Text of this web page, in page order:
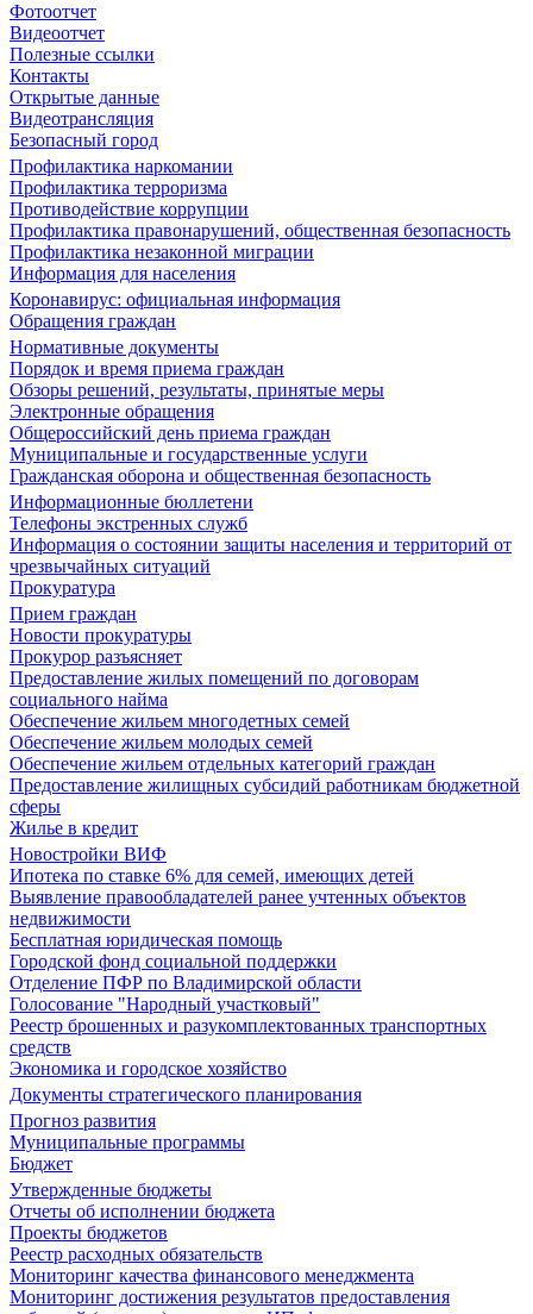
Фотоотчет
Видеоотчет
Полезные ссылки
Контакты
Открытые данные
Видеотрансляция
Безопасный город
Профилактика наркомании
Профилактика терроризма
Противодействие коррупции
Профилактика правонарушений, общественная безопасность
Профилактика незаконной миграции
Информация для населения
Коронавирус: официальная информация
Обращения граждан
Нормативные документы
Порядок и время приема граждан
Обзоры решений, результаты, принятые меры
Электронные обращения
Общероссийский день приема граждан
Муниципальные и государственные услуги
Гражданская оборона и общественная безопасность
Информационные бюллетени
Телефоны экстренных служб
Информация о состоянии защиты населения и территорий от
чрезвычайных ситуаций
Прокуратура
Прием граждан
Новости прокуратуры
Прокурор разъясняет
Предоставление жилых помещений по договорам
социального найма
Обеспечение жильем многодетных семей
Обеспечение жильем молодых семей
Обеспечение жильем отдельных категорий граждан
Предоставление жилищных субсидий работникам бюджетной
сферы
Жилье в кредит
Новостройки ВИФ
Ипотека по ставке 6% для семей, имеющих детей
Выявление правообладателей ранее учтенных объектов
недвижимости
Бесплатная юридическая помощь
Городской фонд социальной поддержки
Отделение ПФР по Владимирской области
Голосование "Народный участковый"
Реестр брошенных и разукомплектованных транспортных
средств
Экономика и городское хозяйство
Документы стратегического планирования
Прогноз развития
Муниципальные программы
Бюджет
Утвержденные бюджеты
Отчеты об исполнении бюджета
Проекты бюджетов
Реестр расходных обязательств
Мониторинг качества финансового менеджмента
Мониторинг достижения результатов предоставления